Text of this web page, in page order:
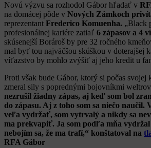
Novú výzvu sa rozhodol Gábor hľadať v
na domácej pôde v Nových Zámkoch
reprezentant Frederico Komuenha. „Black
profesionálnej kariére zatiaľ 6 zápasov a 4
skúsenejší Borároš by pre 32 ročného
mal byť tou najväčšou skúškou v doterajšej
víťazstvo by mohlo zvýšiť aj jeho kredit u
Proti však bude Gábor, ktorý si počas svojej
zmeral sily s poprednými bojovníkmi
nezrušil žiadny zápas, aj keď som bol
do zápasu. Aj z toho som sa niečo naučil.
veľa vydržať, som vytrvalý a nikdy sa
ma prekvapiť. Ja som podľa mňa vydržal
nebojím sa, že ma trafí,“ konštatoval na
RFA Gábor